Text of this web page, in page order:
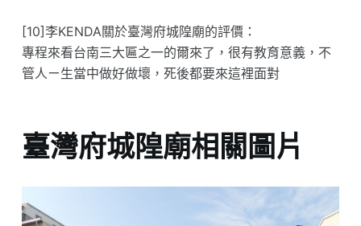
[10]李KENDA關於臺灣府城隍廟的評價：
專程來看台南三大匾之一的爾來了，很有教育意義，不
管人ㄧ生當中做好做壞，死後都要來這裡面對
臺灣府城隍廟相關圖片